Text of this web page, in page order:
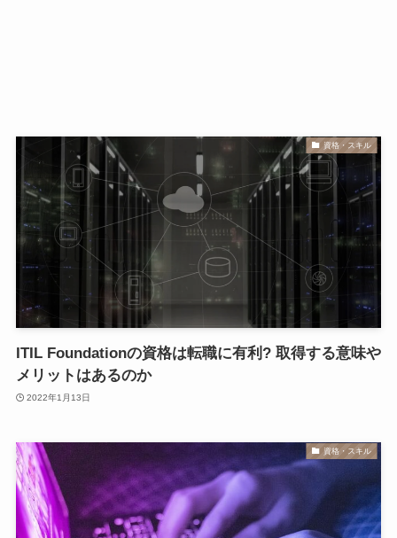
資格・スキル
ITIL Foundationの資格は転職に有利? 取得する意味や
メリットはあるのか
2022年1月13日
資格・スキル